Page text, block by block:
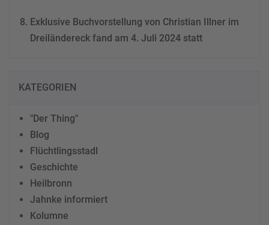
Exklusive Buchvorstellung von Christian Illner im
Dreiländereck fand am 4. Juli 2024 statt
KATEGORIEN
"Der Thing"
Blog
Flüchtlingsstadl
Geschichte
Heilbronn
Jahnke informiert
Kolumne